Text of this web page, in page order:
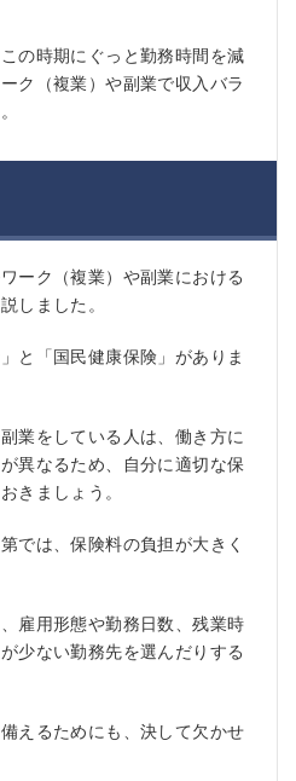
の時期にぐっと勤務時間を減
ク（複業）や副業で収入バラ
ーク（複業）や副業における
しました。
と「国民健康保険」がありま
業をしている人は、働き方に
異なるため、自分に適切な保
きましょう。
では、保険料の負担が大きく
雇用形態や勤務日数、残業時
少ない勤務先を選んだりする
えるためにも、決して欠かせ